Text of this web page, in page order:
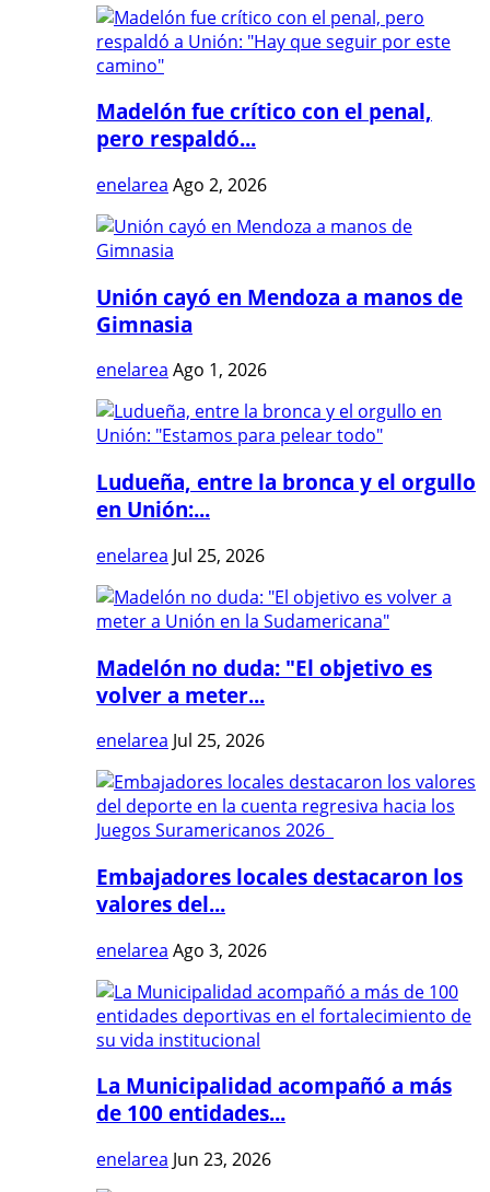
Madelón fue crítico con el penal,
pero respaldó...
enelarea Ago 2, 2026
Unión cayó en Mendoza a manos de
Gimnasia
enelarea Ago 1, 2026
Ludueña, entre la bronca y el orgullo
en Unión:...
enelarea Jul 25, 2026
Madelón no duda: "El objetivo es
volver a meter...
enelarea Jul 25, 2026
Embajadores locales destacaron los
valores del...
enelarea Ago 3, 2026
La Municipalidad acompañó a más
de 100 entidades...
enelarea Jun 23, 2026